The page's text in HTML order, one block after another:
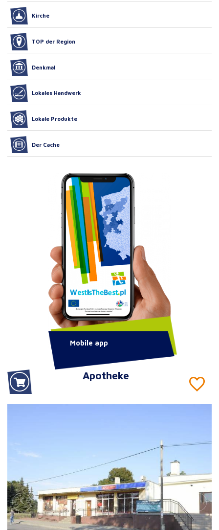
Apotheke
Kirche
TOP der Region
Denkmal
Lokales Handwerk
Lokale Produkte
Der Cache
Mobile app